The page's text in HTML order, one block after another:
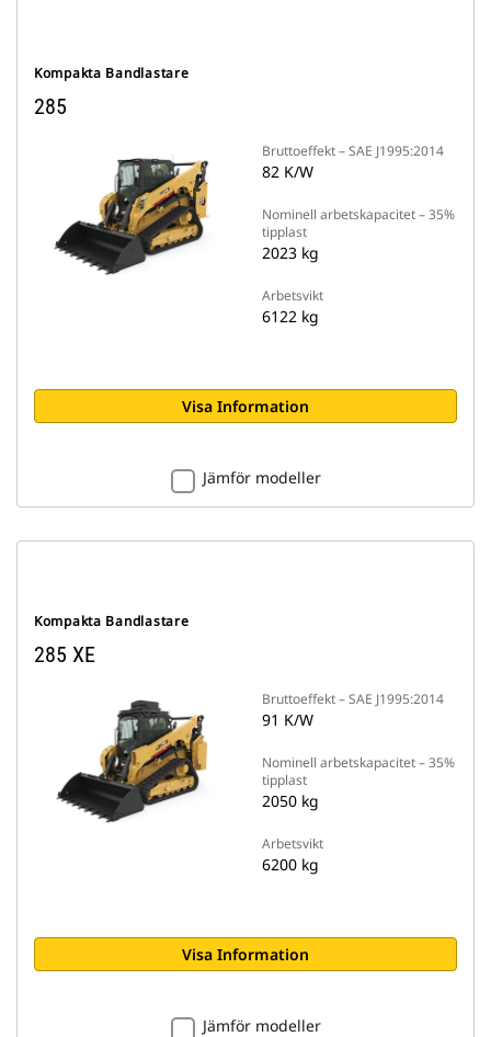
Kompakta Bandlastare
285
Bruttoeffekt – SAE J1995:2014
82 K/W
Nominell arbetskapacitet – 35%
tipplast
2023 kg
Arbetsvikt
6122 kg
Visa Information
Jämför modeller
Kompakta Bandlastare
285 XE
Bruttoeffekt – SAE J1995:2014
91 K/W
Nominell arbetskapacitet – 35%
tipplast
2050 kg
Arbetsvikt
6200 kg
Visa Information
Jämför modeller